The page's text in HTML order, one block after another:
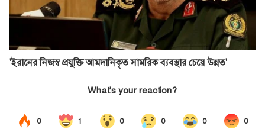
'ইরানের নিজস্ব প্রযুক্তি আমদানিকৃত সামরিক ব্যবস্থার চেয়ে উন্নত'